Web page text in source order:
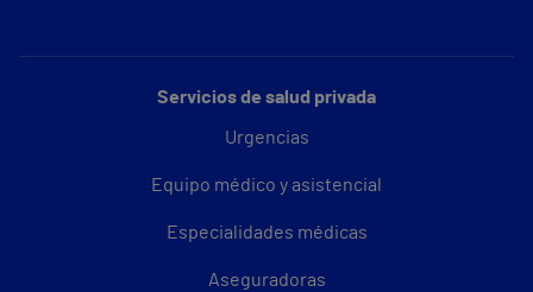
Servicios de salud privada
Urgencias
Equipo médico y asistencial
Especialidades médicas
Aseguradoras